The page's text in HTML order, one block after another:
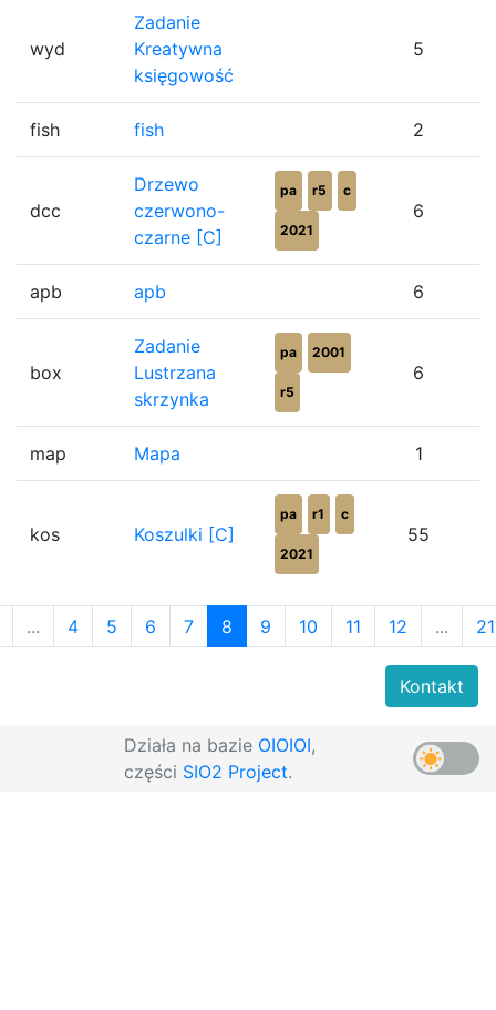
wyd
Zadanie
Kreatywna
księgowość
5
fish fish 2
dcc
Drzewo
czerwono-
czarne [C]
pa r5 c
2021
6
apb apb 6
box
Zadanie
Lustrzana
skrzynka
pa 2001
r5
6
map Mapa 1
kos Koszulki [C]
pa r1 c
2021
55
... 4 5 6 7 8 9 10 11 12 ...
Działa na bazie OIOIOI,
części SIO2 Project.
Kontakt